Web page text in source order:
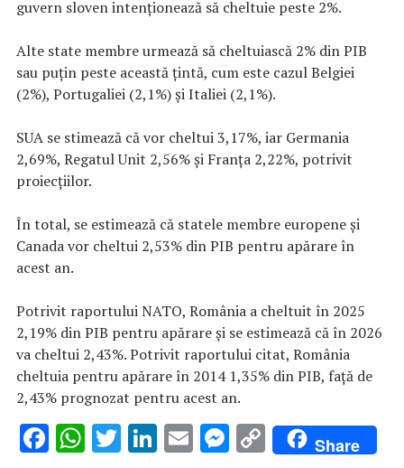
guvern sloven intenţionează să cheltuie peste 2%.
Alte state membre urmează să cheltuiască 2% din PIB
sau puţin peste această ţintă, cum este cazul Belgiei
(2%), Portugaliei (2,1%) şi Italiei (2,1%).
SUA se stimează că vor cheltui 3,17%, iar Germania
2,69%, Regatul Unit 2,56% şi Franţa 2,22%, potrivit
proiecţiilor.
În total, se estimează că statele membre europene şi
Canada vor cheltui 2,53% din PIB pentru apărare în
acest an.
Potrivit raportului NATO, România a cheltuit în 2025
2,19% din PIB pentru apărare şi se estimează că în 2026
va cheltui 2,43%. Potrivit raportului citat, România
cheltuia pentru apărare în 2014 1,35% din PIB, faţă de
2,43% prognozat pentru acest an.
F W T Li E M C Share